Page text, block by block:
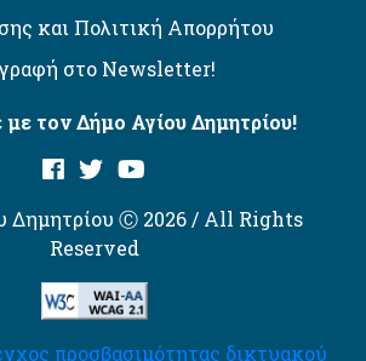
και Πολιτική Απορρήτου
στο Newsletter!
με τον Δήμο Αγίου Δημητρίου!
Δημητρίου Ⓒ 2026 / All Rights
Reserved
προσβασιμότητας δικτυακού